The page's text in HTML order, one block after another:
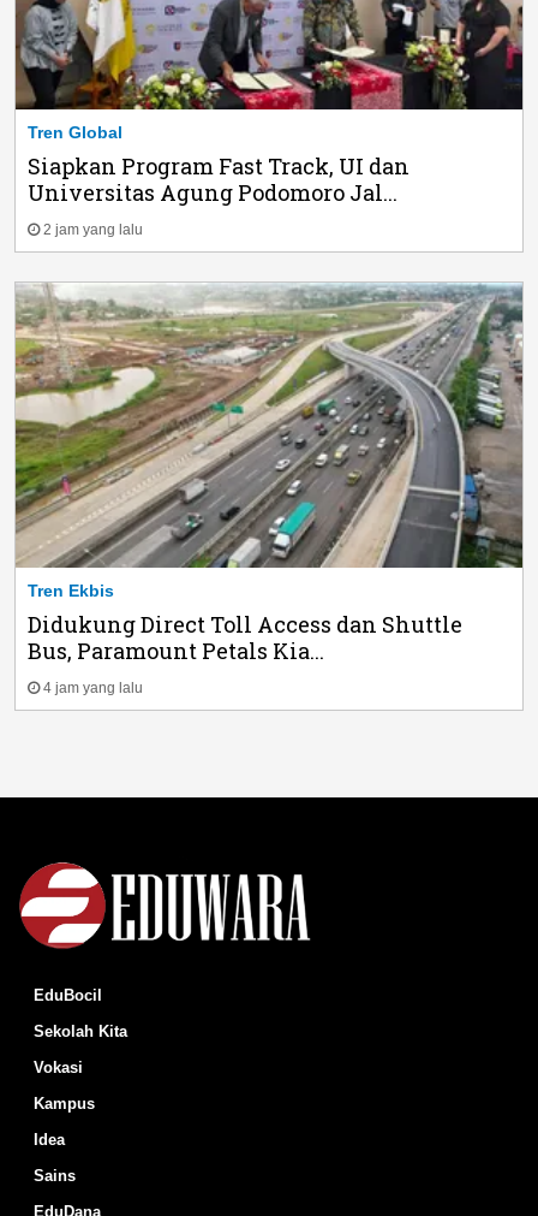
Tren Global
Siapkan Program Fast Track, UI dan
Universitas Agung Podomoro Jal...
2 jam yang lalu
Tren Ekbis
Didukung Direct Toll Access dan Shuttle
Bus, Paramount Petals Kia...
4 jam yang lalu
EduBocil
Sekolah Kita
Vokasi
Kampus
Idea
Sains
EduDana